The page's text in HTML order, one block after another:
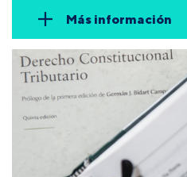
Más información